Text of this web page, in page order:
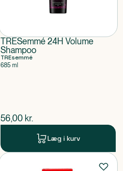
TRESemmé 24H Volume
Shampoo
TREsemmé
685 ml
$nuværende pris
56,00 kr.
Læg i kurv